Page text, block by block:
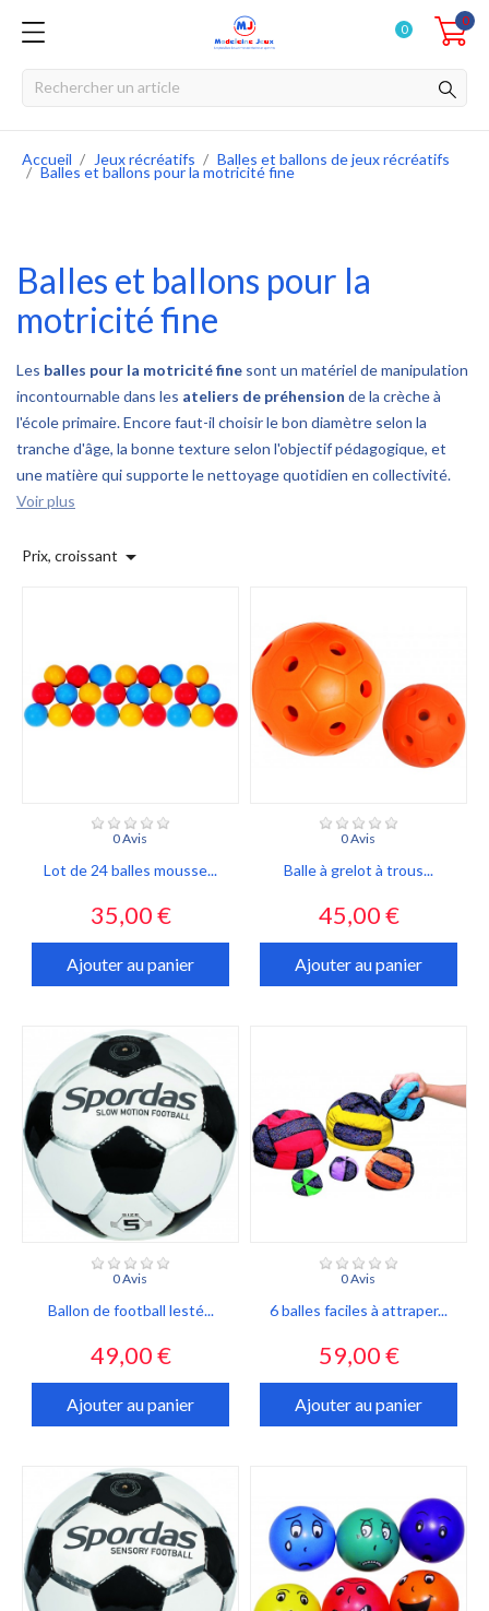
0
0
Accueil Jeux récréatifs Balles et ballons de jeux récréatifs
Balles et ballons pour la motricité fine
Balles et ballons pour la
motricité fine
Les balles pour la motricité fine sont un matériel de manipulation
incontournable dans les ateliers de préhension de la crèche à
l'école primaire. Encore faut-il choisir le bon diamètre selon la
tranche d'âge, la bonne texture selon l'objectif pédagogique, et
une matière qui supporte le nettoyage quotidien en collectivité.
Voir plus
Prix, croissant 
0 Avis
Lot de 24 balles mousse...
Prix
35,00 €
Ajouter au panier
0 Avis
Balle à grelot à trous...
Prix
45,00 €
Ajouter au panier
0 Avis
Ballon de football lesté...
Prix
49,00 €
Ajouter au panier
0 Avis
6 balles faciles à attraper...
Prix
59,00 €
Ajouter au panier